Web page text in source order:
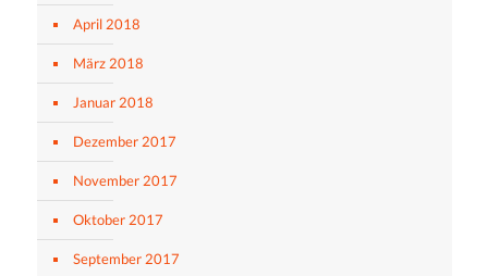
April 2018
März 2018
Januar 2018
Dezember 2017
November 2017
Oktober 2017
September 2017